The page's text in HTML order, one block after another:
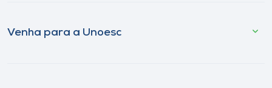
Venha para a Unoesc